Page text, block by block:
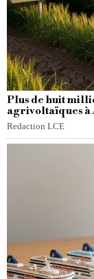
Plus de huit
agrivoltaïques à
Redaction LCE